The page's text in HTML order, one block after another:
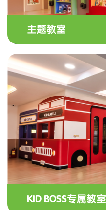
主题教室
KID BOSS专属教室